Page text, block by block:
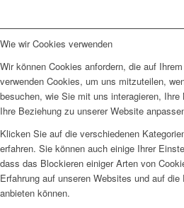
Wie wir Cookies verwenden
Wir können Cookies anfordern, die auf
verwenden Cookies, um uns mitzuteilen,
besuchen, wie Sie mit uns interagieren,
Ihre Beziehung zu unserer Website
Klicken Sie auf die verschiedenen
erfahren. Sie können auch einige Ihrer
dass das Blockieren einiger Arten von
Erfahrung auf unseren Websites und auf
anbieten können.